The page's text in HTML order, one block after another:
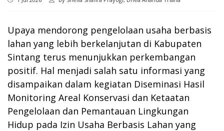
Upaya mendorong pengelolaan usaha berbasis
lahan yang lebih berkelanjutan di Kabupaten
Sintang terus menunjukkan perkembangan
positif. Hal menjadi salah satu informasi yang
disampaikan dalam kegiatan Diseminasi Hasil
Monitoring Areal Konservasi dan Ketaatan
Pengelolaan dan Pemantauan Lingkungan
Hidup pada Izin Usaha Berbasis Lahan yang